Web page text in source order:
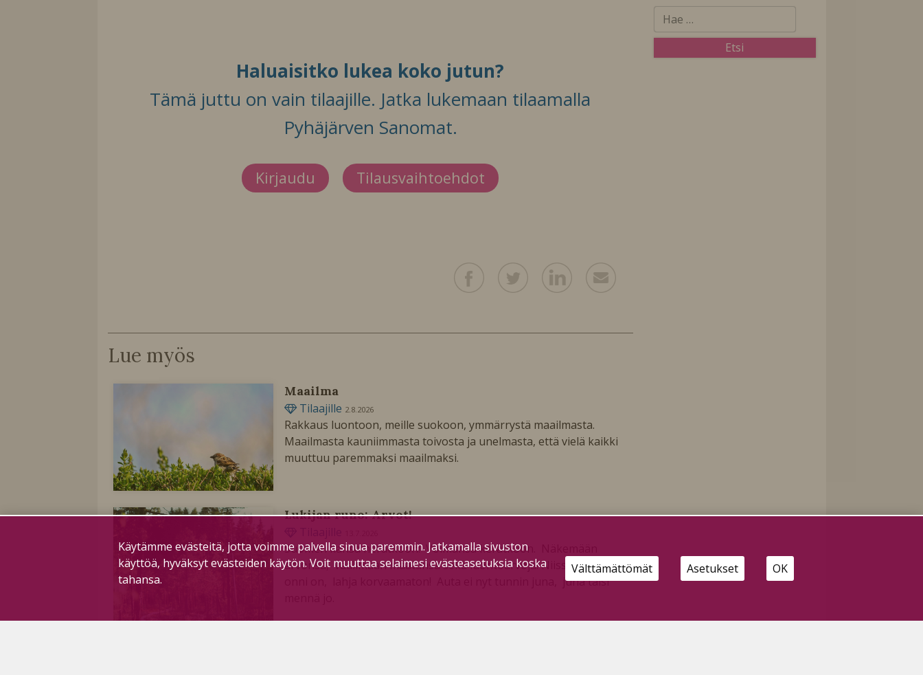
Haluaisitko lukea koko jutun?
Tämä juttu on vain tilaajille. Jatka lukemaan tilaamalla
Pyhäjärven Sanomat.
Kirjaudu Tilausvaihtoehdot
Lue myös
Maailma
Tilaajille 2.8.2026
Rakkaus luontoon, meille suokoon, ymmärrystä maailmasta.
Maailmasta kauniimmasta toivosta ja unelmasta, että vielä kaikki
muuttuu paremmaksi maailmaksi.
Lukijan runo: Arvot!
Suomen kansa herätköön! Voimansa kerätköön. Näkemään
arvonsa, vaalimaan maatansa sekä luontoarvoja! Niissä meidän
onni on, lahja korvaamaton! Auta ei nyt tunnin juna, juna taisi
Käytämme evästeitä, jotta voimme palvella sinua paremmin. Jatkamalla sivuston
käyttöä, hyväksyt evästeiden käytön. Voit muuttaa selaimesi evästeasetuksia koska
tahansa.
Välttämättömät Asetukset OK